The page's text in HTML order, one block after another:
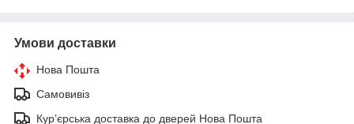
Умови доставки
Нова Пошта
Самовивіз
Курʼєрська доставка до дверей Нова Пошта